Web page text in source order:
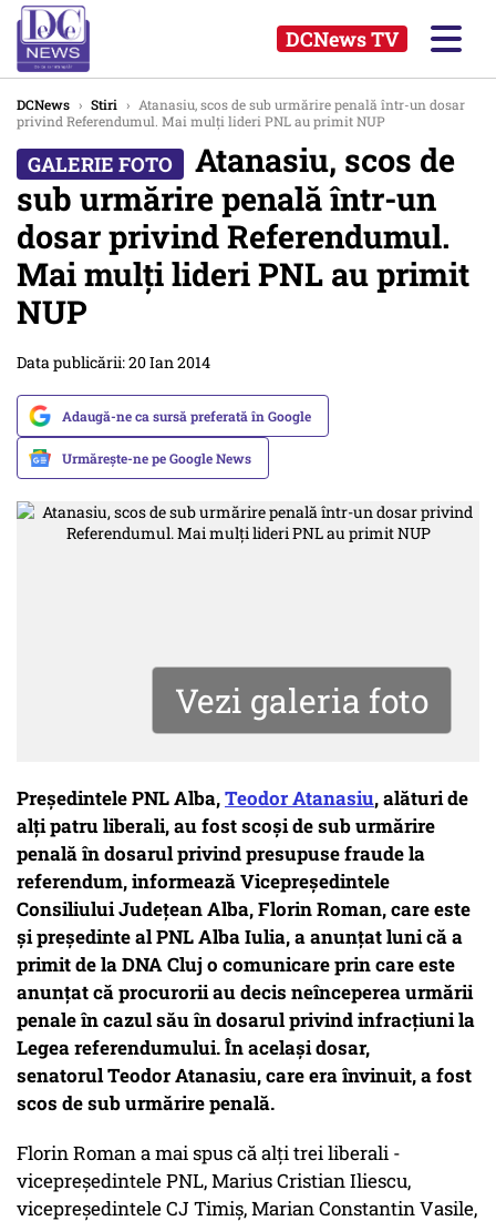
DCNews TV
DCNews › Stiri › Atanasiu, scos de sub urmărire penală într-un dosar
privind Referendumul. Mai mulți lideri PNL au primit NUP
Atanasiu, scos de
sub urmărire penală într-un
dosar privind Referendumul.
Mai mulți lideri PNL au primit
NUP
Data publicării: 20 Ian 2014
Adaugă-ne ca sursă preferată în Google
Urmărește-ne pe Google News
Vezi galeria foto
Preşedintele PNL Alba,Teodor Atanasiu, alături de
alţi patru liberali, au fost scoși de sub urmărire
penală în dosarul privind presupuse fraude la
referendum, informează Vicepreşedintele
Consiliului Judeţean Alba, Florin Roman, care este
şi preşedinte al PNL Alba Iulia, a anunțat luni că a
primit de la DNA Cluj o comunicare prin care este
anunţat că procurorii au decis neînceperea urmării
penale în cazul său în dosarul privind infracţiuni la
Legea referendumului. În acelaşi dosar,
senatorul Teodor Atanasiu, care era învinuit, a fost
scos de sub urmărire penală.
Florin Roman a mai spus că alţi trei liberali -
vicepreşedintele PNL, Marius Cristian Iliescu,
vicepreşedintele CJ Timiş, Marian Constantin Vasile,